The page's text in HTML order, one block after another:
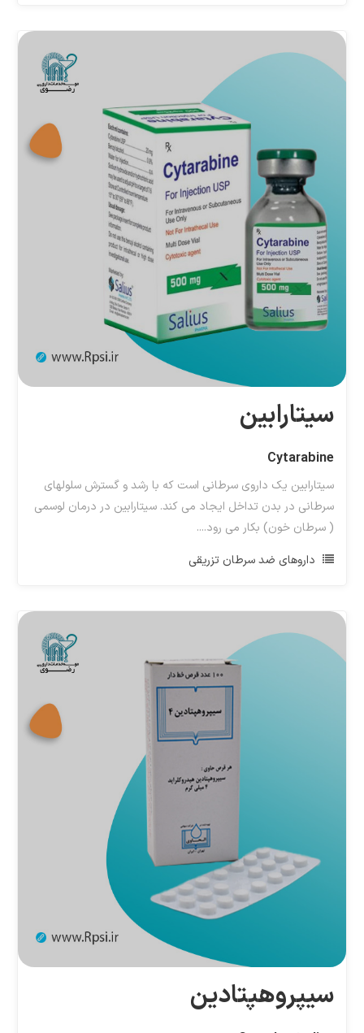
سیتارابین
Cytarabine
سیتارابین یک داروی سرطانی است که با رشد و گسترش سلولهای
سرطانی در بدن تداخل ایجاد می کند. سیتارابین در درمان لوسمی
( سرطان خون) بکار می رود....
داروهای ضد سرطان تزریقی
سیپروهپتادین